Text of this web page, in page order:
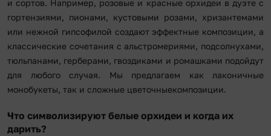
и сортов. Например, розовые и красные орхидеи в дуэте с
гортензиями, пионами, кустовыми розами, хризантемами
или нежной гипсофилой создают эффектные композиции, а
классические сочетания с альстромериями, подсолнухами,
тюльпанами, герберами, гвоздиками и ромашками подойдут
для любого случая. Мы предлагаем как лаконичные
монобукеты, так и сложные цветочныекомпозиции.
Что символизируют белые орхидеи и когда их
дарить?